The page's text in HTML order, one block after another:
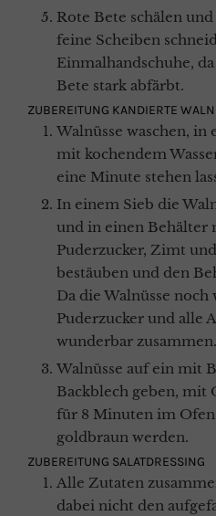
Rote Bete schälen und auf einer Mandoline in
feine Scheiben
Einmalhandschuhe,
Bete stark abfärbt.
ZUBEREITUNG KANDIERTE
Walnüsse waschen, in eine Schüssel geben,
mit kochendem
eine Minute stehen
In einem Sieb die Walnüsse abtropfen lassen
und in einen Behälter
Puderzucker, Zimt
bestäuben und den
Da die Walnüsse
Puderzucker und alle
wunderbar zusammen.
Walnüsse auf ein mit Backpapier belegtes
Backblech geben,
für 8 Minuten im Ofen
goldbraun werden.
ZUBEREITUNG SALATDRESSING
Alle Zutaten zusammen mischen, vergiss
dabei nicht den